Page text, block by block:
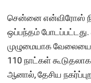
சென்னை என்விரோஸ்
ஒப்பந்தம் போடப்பட்டது.
முழுமையாக
110 நாட்கள்
ஆனால், தேசிய